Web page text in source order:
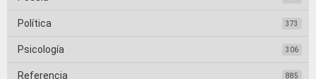
Política 373
Psicología 306
Referencia 885